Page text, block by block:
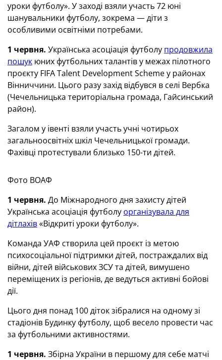
уроки футболу». У заході взяли участь 72 юні
шанувальники футболу, зокрема — діти з
особливими освітніми потребами.
1 червня. Українська асоціація футболу продовжила
пошук юних футбольних талантів у межах пілотного
проєкту FIFA Talent Development Scheme у районах
Вінниччини. Цього разу захід відбувся в селі Вербка
(Чечельницька територіальна громада, Гайсинський
район).
Загалом у івенті взяли участь учні чотирьох
загальноосвітніх шкіл Чечельницької громади.
Фахівці протестували близько 150-ти дітей.
Фото ВОАФ
1 червня. До Міжнародного дня захисту дітей
Українська асоціація футболу організувала для
дітлахів«Відкриті уроки футболу».
Команда УАФ створила цей проєкт із метою
психосоціальної підтримки дітей, постраждалих від
війни, дітей військових ЗСУ та дітей, вимушено
переміщених із регіонів, де ведуться активні бойові
дії.
Цього дня понад 100 діток зібралися на одному зі
стадіонів Будинку футболу, щоб весело провести час
за футбольними активностями.
1 червня. Збірна України в першому для себе матчі